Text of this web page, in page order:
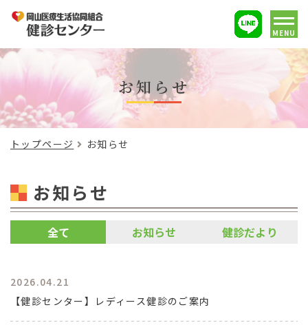
MENU
お知らせ
トップページ お知らせ
お知らせ
全て お知らせ 健診だより
2026.04.21
【健診センター】レディース健診のご案内